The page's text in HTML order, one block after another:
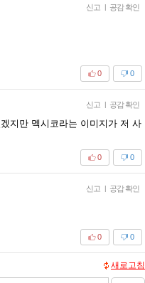
신고 | 공감 확인
0
0
신고 | 공감 확인
지만 멕시코라는 이미지가 저 사
0
0
신고 | 공감 확인
0
0
새로고침